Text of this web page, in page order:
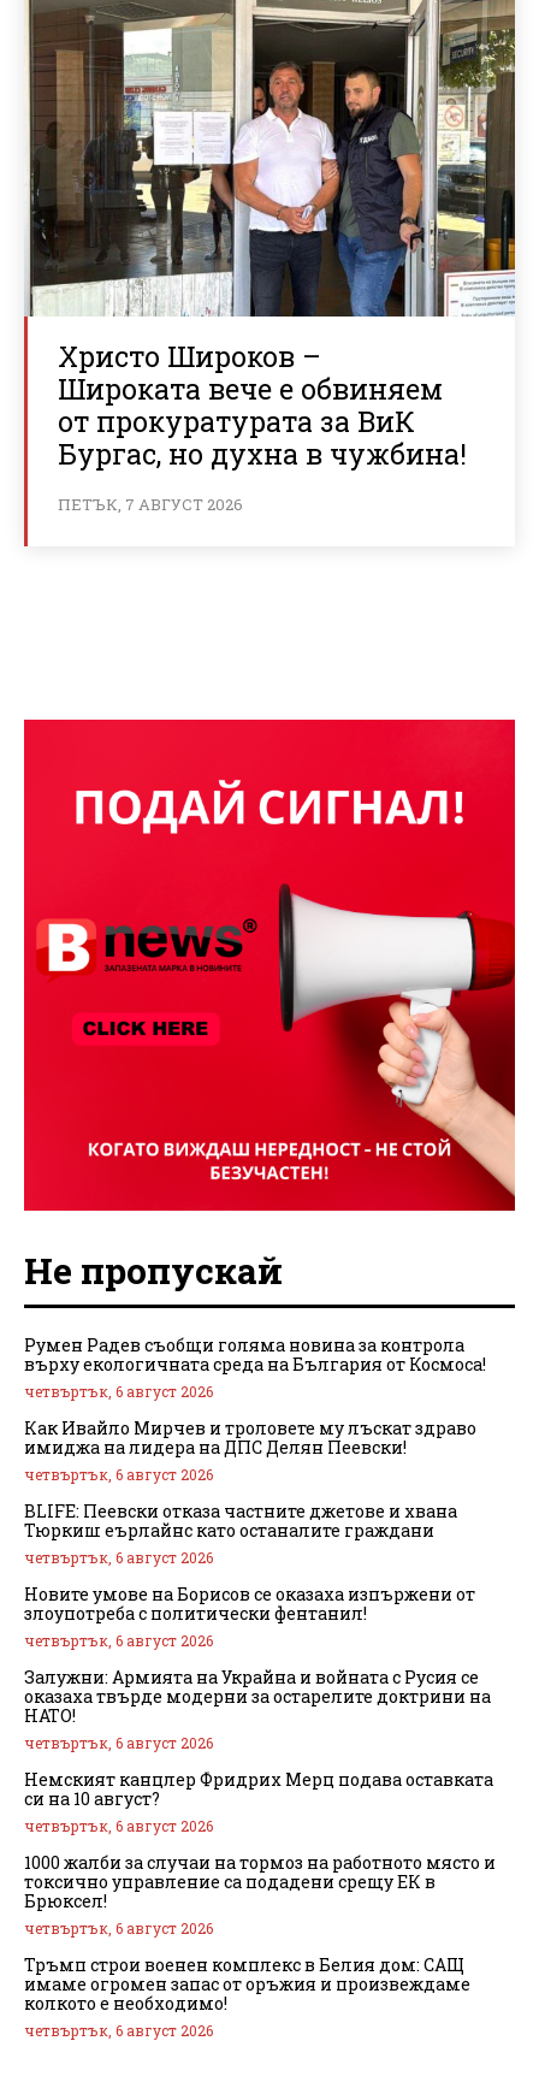
Христо Широков –
Широката вече е обвиняем
от прокуратурата за ВиК
Бургас, но духна в чужбина!
ПЕТЪК, 7 АВГУСТ 2026
Не пропускай
Румен Радев съобщи голяма новина за контрола
върху екологичната среда на България от Космоса!
четвъртък, 6 август 2026
Как Ивайло Мирчев и троловете му лъскат здраво
имиджа на лидера на ДПС Делян Пеевски!
четвъртък, 6 август 2026
BLIFE: Пеевски отказа частните джетове и хвана
Тюркиш еърлайнс като останалите граждани
четвъртък, 6 август 2026
Новите умове на Борисов се оказаха изпържени от
злоупотреба с политически фентанил!
четвъртък, 6 август 2026
Залужни: Армията на Украйна и войната с Русия се
оказаха твърде модерни за остарелите доктрини на
НАТО!
четвъртък, 6 август 2026
Немският канцлер Фридрих Мерц подава оставката
си на 10 август?
четвъртък, 6 август 2026
1000 жалби за случаи на тормоз на работното място и
токсично управление са подадени срещу ЕК в
Брюксел!
четвъртък, 6 август 2026
Тръмп строи военен комплекс в Белия дом: САЩ
имаме огромен запас от оръжия и произвеждаме
колкото е необходимо!
четвъртък, 6 август 2026